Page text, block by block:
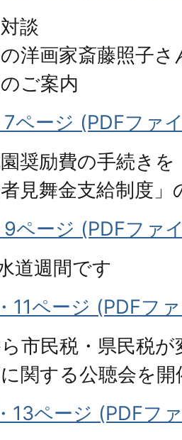
談
洋画家斎藤照子さ
ご案内
ページ (PDFファ
奨励費の手続きを
者見舞金支給制度
ページ (PDFファ
道週間です
11ページ (PDFフ
市民税・県民税
関する公聴会を
13ページ (PDFフ